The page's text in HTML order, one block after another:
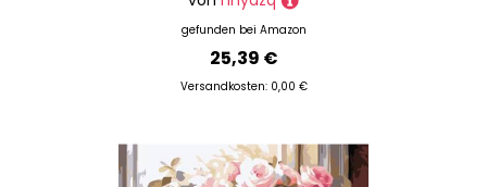
gefunden bei Amazon
25,39 €
Versandkosten: 0,00 €